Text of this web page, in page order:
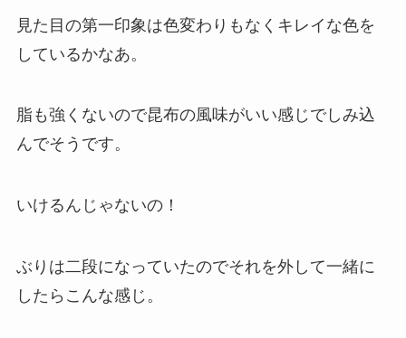
見た目の第一印象は色変わりもなくキレイな色を
しているかなあ。
脂も強くないので昆布の風味がいい感じでしみ込
んでそうです。
いけるんじゃないの！
ぶりは二段になっていたのでそれを外して一緒に
したらこんな感じ。